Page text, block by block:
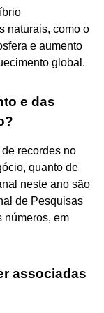
naturais, como o
e aumento
global.
e das
recordes no
quanto de
neste ano são
de Pesquisas
números, em
associadas